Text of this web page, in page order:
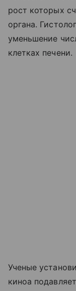
рост которых
органа.
уменьшение
клетках печени.
Ученые
киноа